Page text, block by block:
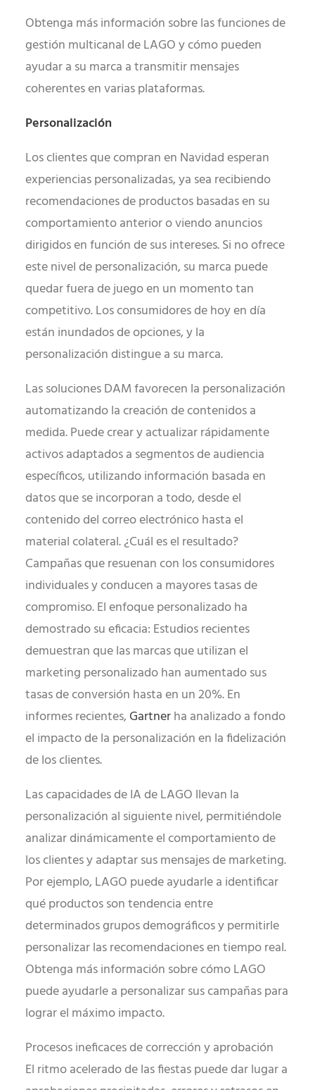
Obtenga más información sobre las funciones de
gestión multicanal de LAGO y cómo pueden
ayudar a su marca a transmitir mensajes
coherentes en varias plataformas.
Personalización
Los clientes que compran en Navidad esperan
experiencias personalizadas, ya sea recibiendo
recomendaciones de productos basadas en su
comportamiento anterior o viendo anuncios
dirigidos en función de sus intereses. Si no ofrece
este nivel de personalización, su marca puede
quedar fuera de juego en un momento tan
competitivo. Los consumidores de hoy en día
están inundados de opciones, y la
personalización distingue a su marca.
Las soluciones DAM favorecen la personalización
automatizando la creación de contenidos a
medida. Puede crear y actualizar rápidamente
activos adaptados a segmentos de audiencia
específicos, utilizando información basada en
datos que se incorporan a todo, desde el
contenido del correo electrónico hasta el
material colateral. ¿Cuál es el resultado?
Campañas que resuenan con los consumidores
individuales y conducen a mayores tasas de
compromiso. El enfoque personalizado ha
demostrado su eficacia: Estudios recientes
demuestran que las marcas que utilizan el
marketing personalizado han aumentado sus
tasas de conversión hasta en un 20%. En
informes recientes, Gartnerha analizado a fondo
el impacto de la personalización en la fidelización
de los clientes.
Las capacidades de IA de LAGO llevan la
personalización al siguiente nivel, permitiéndole
analizar dinámicamente el comportamiento de
los clientes y adaptar sus mensajes de marketing.
Por ejemplo, LAGO puede ayudarle a identificar
qué productos son tendencia entre
determinados grupos demográficos y permitirle
personalizar las recomendaciones en tiempo real.
Obtenga más información sobre cómo LAGO
puede ayudarle a personalizar sus campañas para
lograr el máximo impacto.
Procesos ineficaces de corrección y aprobación
El ritmo acelerado de las fiestas puede dar lugar a